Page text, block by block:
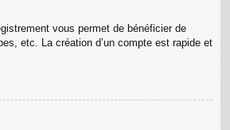
vous permet de bénéficier de
etc. La création d’un compte est rapide et